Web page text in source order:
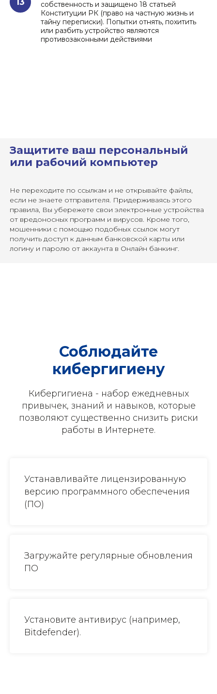
собственность и защищено 18 статьей
Конституции РК (право на частную жизнь и
тайну переписки). Попытки отнять, похитить
или разбить устройство являются
противозаконными действиями
Защитите ваш персональный
или рабочий компьютер
Не переходите по ссылкам и не открывайте файлы,
если не знаете отправителя. Придерживаясь этого
правила, Вы убережете свои электронные устройства
от вредоносных программ и вирусов. Кроме того,
мошенники с помощью подобных ссылок могут
получить доступ к данным банковской карты или
логину и паролю от аккаунта в Онлайн банкинг.
Соблюдайте
кибергигиену
Кибергигиена - набор ежедневных
привычек, знаний и навыков, которые
позволяют существенно снизить риски
работы в Интернете.
Устанавливайте лицензированную
версию программного обеспечения
(ПО)
Загружайте регулярные обновления
ПО
Установите антивирус (например,
Bitdefender).